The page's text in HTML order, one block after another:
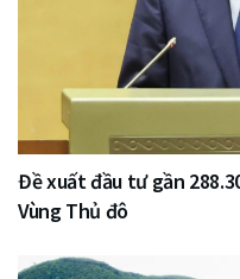
Đề xuất đầu tư gần
Vùng Thủ đô